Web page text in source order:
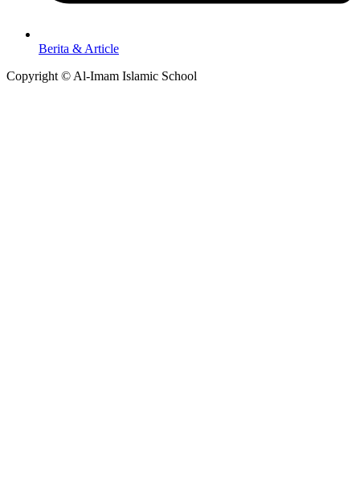
Berita & Article
Copyright © Al-Imam Islamic School